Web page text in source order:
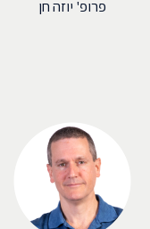
פרופ' יוזה חן